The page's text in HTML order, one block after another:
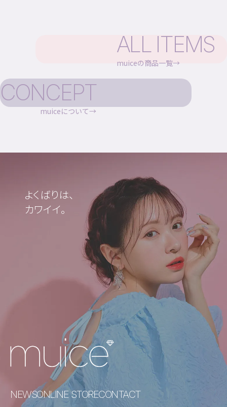
ALL ITEMS
muiceの商品一覧
CONCEPT
muiceについて
よくばりは、
カワイイ。
NEWSONLINE STORECONTACT